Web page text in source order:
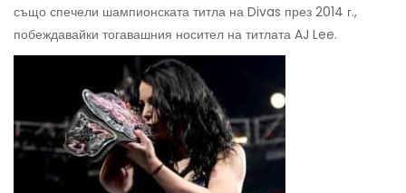
също спечели шампионската титла на Divas през 2014 г.,
побеждавайки тогавашния носител на титлата AJ Lee.